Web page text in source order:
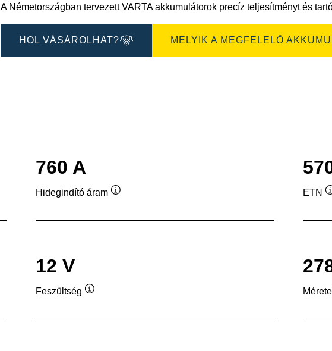
A Németországban tervezett VARTA akkumulátorok precíz teljesítményt és
HOL VÁSÁROLHAT? MELYIK A MEGFELELŐ
760 A
Hidegindító áram
ETN
12 V
Feszültség